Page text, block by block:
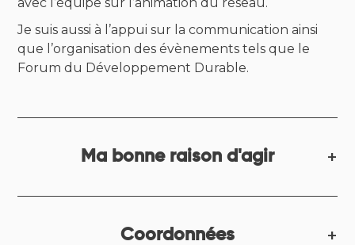
Je suis aussi à l’appui sur la communication ainsi
que l’organisation des évènements tels que le
Forum du Développement Durable.
Ma bonne raison d'agir
Coordonnées